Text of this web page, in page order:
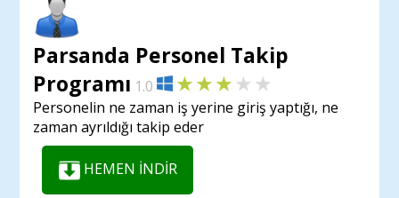
Parsanda Personel Takip
Programı 1.0
Personelin ne zaman iş yerine giriş yaptığı, ne
zaman ayrıldığı takip eder
HEMEN İNDİR